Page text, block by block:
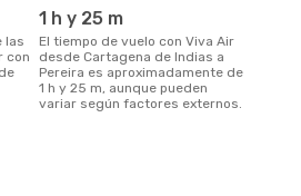
con
1 h y 25 m
El tiempo de vuelo con Viva Air
desde Cartagena de Indias a
Pereira es aproximadamente de
1 h y 25 m, aunque pueden
variar según factores externos.